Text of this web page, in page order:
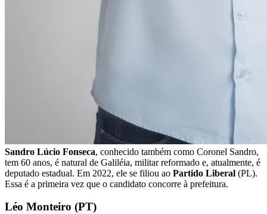
Sandro Lúcio Fonseca, conhecido também como Coronel Sandro,
tem 60 anos, é natural de Galiléia, militar reformado e, atualmente, é
deputado estadual. Em 2022, ele se filiou ao Partido Liberal (PL).
Essa é a primeira vez que o candidato concorre à prefeitura.
Léo Monteiro (PT)